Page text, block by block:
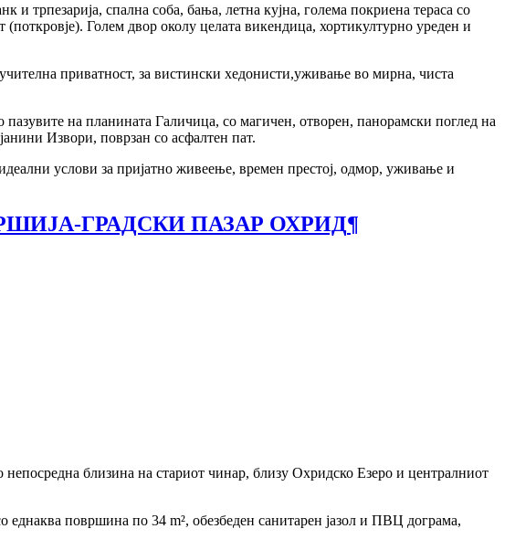
и трпезарија, спална соба, бања, летна кујна, голема покриена тераса со
Голем двор околу целата викендица, хортикултурно уреден и
приватност, за вистински хедонисти,уживање во мирна, чиста
на планината Галичица, со магичен, отворен, панорамски поглед на
Извори, поврзан со асфалтен пат.
услови за пријатно живеење, времен престој, одмор, уживање и
ГРАДСКИ ПАЗАР ОХРИД¶
близина на стариот чинар, близу Охридско Езеро и централниот
еднаква површина по 34 m², обезбеден санитарен јазол и ПВЦ дограма,